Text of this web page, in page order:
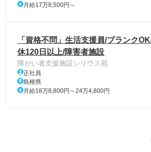
月給17万8,500円～
「資格不問」生活支援員/ブランク
休120日以上/障害者施設
障がい者支援施設シリウス苑
正社員
島根県
月給18万8,800円～24万4,800円